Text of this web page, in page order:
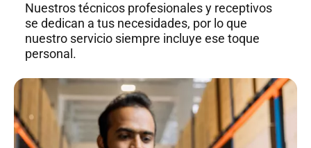
Nuestros técnicos profesionales y receptivos
se dedican a tus necesidades, por lo que
nuestro servicio siempre incluye ese toque
personal.